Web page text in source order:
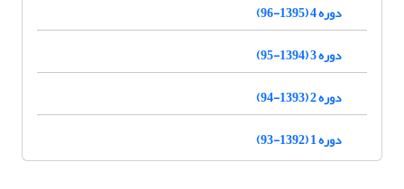
دوره 4 (1395-96)
دوره 3 (1394-95)
دوره 2 (1393-94)
دوره 1 (1392-93)